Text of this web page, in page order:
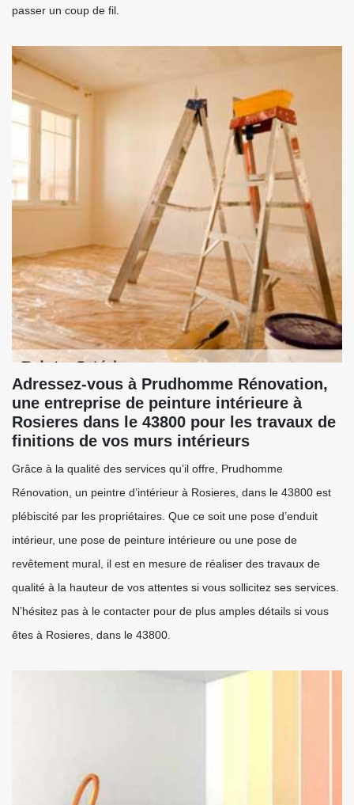
passer un coup de fil.
Adressez-vous à Prudhomme Rénovation,
une entreprise de peinture intérieure à
Rosieres dans le 43800 pour les travaux de
finitions de vos murs intérieurs
Grâce à la qualité des services qu’il offre, Prudhomme
Rénovation, un peintre d’intérieur à Rosieres, dans le 43800 est
plébiscité par les propriétaires. Que ce soit une pose d’enduit
intérieur, une pose de peinture intérieure ou une pose de
revêtement mural, il est en mesure de réaliser des travaux de
qualité à la hauteur de vos attentes si vous sollicitez ses services.
N’hésitez pas à le contacter pour de plus amples détails si vous
êtes à Rosieres, dans le 43800.